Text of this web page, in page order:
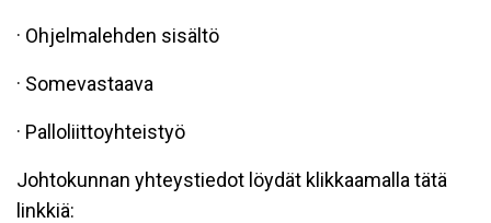
· Ohjelmalehden sisältö
· Somevastaava
· Palloliittoyhteistyö
Johtokunnan yhteystiedot löydät klikkaamalla tätä
linkkiä: